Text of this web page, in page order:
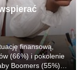
finansową,
(66%) i pokolenie
Boomers (55%).